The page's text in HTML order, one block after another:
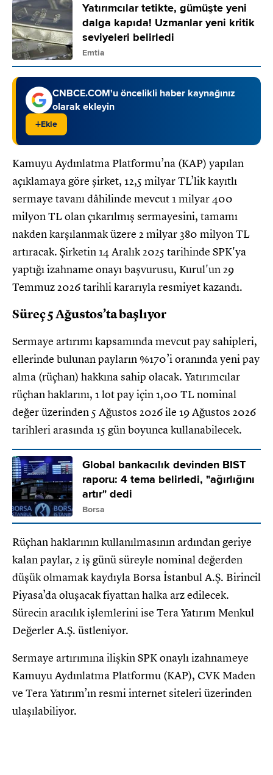
Yatırımcılar tetikte, gümüşte yeni
dalga kapıda! Uzmanlar yeni kritik
seviyeleri belirledi
Emtia
CNBCE.COM'u öncelikli haber kaynağınız
olarak ekleyin
+Ekle
Kamuyu Aydınlatma Platformu’na (KAP) yapılan
açıklamaya göre şirket, 12,5 milyar TL’lik kayıtlı
sermaye tavanı dâhilinde mevcut 1 milyar 400
milyon TL olan çıkarılmış sermayesini, tamamı
nakden karşılanmak üzere 2 milyar 380 milyon TL
artıracak. Şirketin 14 Aralık 2025 tarihinde SPK'ya
yaptığı izahname onayı başvurusu, Kurul'un 29
Temmuz 2026 tarihli kararıyla resmiyet kazandı.
Süreç 5 Ağustos’ta başlıyor
Sermaye artırımı kapsamında mevcut pay sahipleri,
ellerinde bulunan payların %170’i oranında yeni pay
alma (rüçhan) hakkına sahip olacak. Yatırımcılar
rüçhan haklarını, 1 lot pay için 1,00 TL nominal
değer üzerinden 5 Ağustos 2026 ile 19 Ağustos 2026
tarihleri arasında 15 gün boyunca kullanabilecek.
Global bankacılık devinden BIST
raporu: 4 tema belirledi, "ağırlığını
artır" dedi
Borsa
Rüçhan haklarının kullanılmasının ardından geriye
kalan paylar, 2 iş günü süreyle nominal değerden
düşük olmamak kaydıyla Borsa İstanbul A.Ş. Birincil
Piyasa’da oluşacak fiyattan halka arz edilecek.
Sürecin aracılık işlemlerini ise Tera Yatırım Menkul
Değerler A.Ş. üstleniyor.
Sermaye artırımına ilişkin SPK onaylı izahnameye
Kamuyu Aydınlatma Platformu (KAP), CVK Maden
ve Tera Yatırım’ın resmi internet siteleri üzerinden
ulaşılabiliyor.